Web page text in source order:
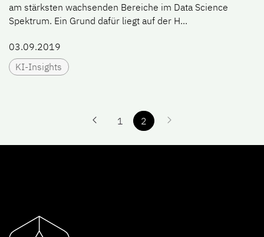
am stärksten wachsenden Bereiche im Data Science
Spektrum. Ein Grund dafür liegt auf der H...
03.09.2019
KI-Insights
1 2